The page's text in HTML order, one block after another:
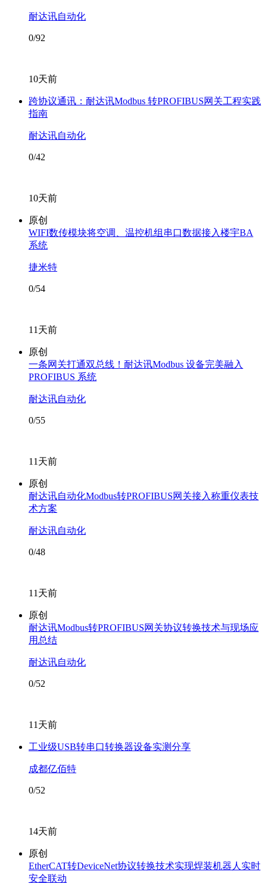
耐达讯自动化
0/92
10天前
跨协议通讯：耐达讯Modbus 转PROFIBUS网关工程实践
指南
耐达讯自动化
0/42
10天前
原创
WIFI数传模块将空调、温控机组串口数据接入楼宇BA
系统
捷米特
0/54
11天前
原创
一条网关打通双总线！耐达讯Modbus 设备完美融入
PROFIBUS 系统
耐达讯自动化
0/55
11天前
原创
耐达讯自动化Modbus转PROFIBUS网关接入称重仪表技
术方案
耐达讯自动化
0/48
11天前
原创
耐达讯Modbus转PROFIBUS网关协议转换技术与现场应
用总结
耐达讯自动化
0/52
11天前
工业级USB转串口转换器设备实测分享
成都亿佰特
0/52
14天前
原创
EtherCAT转DeviceNet协议转换技术实现焊装机器人实时
安全联动